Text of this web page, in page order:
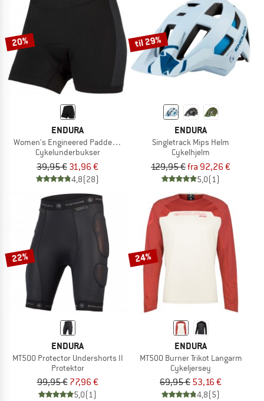
20%
ENDURA
Women's Engineered Padded Boxer
Cykelunderbukser
39,95 € 31,96 €
4,8(28)
til 29%
ENDURA
Singletrack Mips Helm
Cykelhjelm
129,95 €fra 92,26 €
5,0(1)
22%
ENDURA
MT500 Protector Undershorts II
Protektor
99,95 € 77,96 €
5,0(1)
24%
ENDURA
MT500 Burner Trikot Langarm
Cykeljersey
69,95 € 53,16 €
4,8(5)